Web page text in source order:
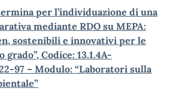
per l’individuazione di una
mediante RDO su MEPA:
sostenibili e innovativi per le
grado”, Codice: 13.1.4A-
97 – Modulo: “Laboratori sulla